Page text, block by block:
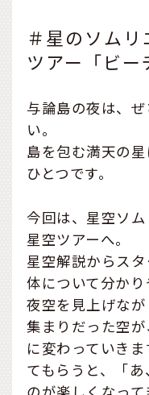
＃星のソム
ツアー「ビー
与論島の夜は、
い。
島を包む満天の
ひとつです。
今回は、星空ソ
星空ツアーへ。
星空解説からス
体について分かり
夜空を見上げな
集まりだった空
に変わっていき
てもらうと、「